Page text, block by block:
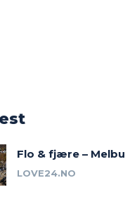
Flo & fjære – Melbu
LOVE24.NO